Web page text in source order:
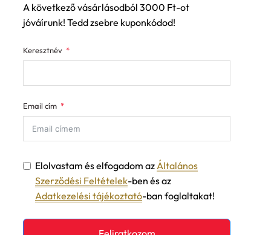
A következő vásárlásodból 3000 Ft-ot
jóváírunk! Tedd zsebre kuponkódod!
Keresztnév
Email cím
Elolvastam és elfogadom az Általános
Szerződési Feltételek-ben és az
Adatkezelési tájékoztató-ban foglaltakat!